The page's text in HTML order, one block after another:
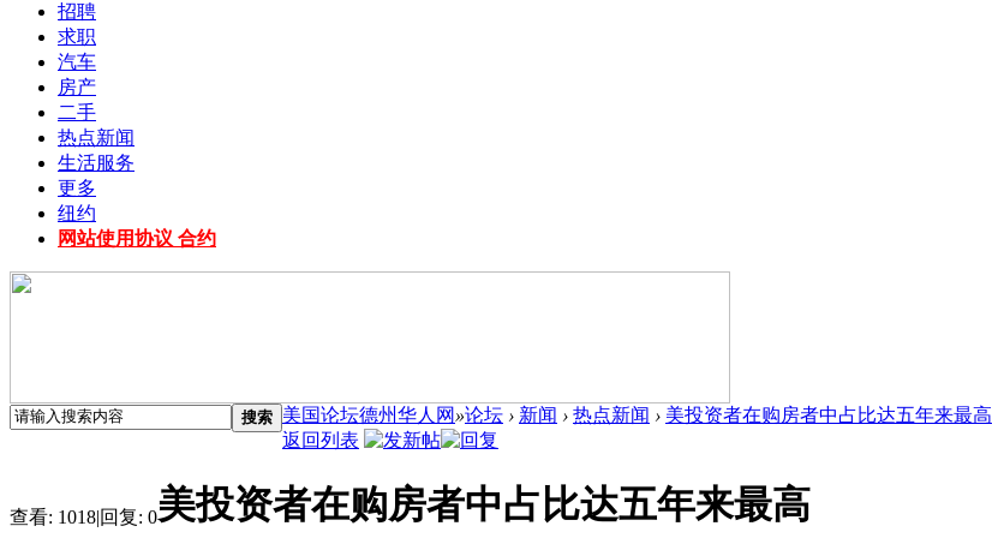
招聘
求职
汽车
房产
二手
热点新闻
生活服务
更多
纽约
网站使用协议 合约
搜索 美国论坛德州华人网 »论坛 › 新闻 › 热点新闻 › 美投资者在购房者中占比达五年来最高
返回列表
查看: 1018|回复: 0美投资者在购房者中占比达五年来最高